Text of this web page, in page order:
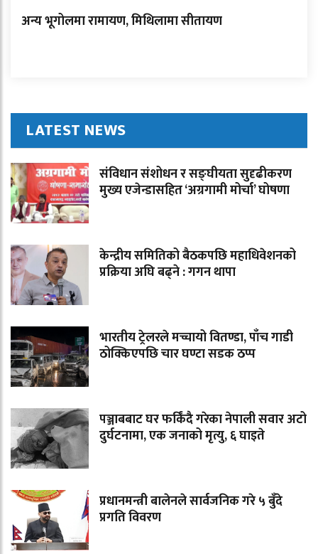
अन्य भूगोलमा रामायण, मिथिलामा सीतायण
LATEST NEWS
संविधान संशोधन र सङ्घीयता सुदृढीकरण
मुख्य एजेन्डासहित ‘अग्रगामी मोर्चा’ घोषणा
केन्द्रीय समितिको बैठकपछि महाधिवेशनको
प्रक्रिया अघि बढ्ने : गगन थापा
भारतीय ट्रेलरले मच्चायो वितण्डा, पाँच गाडी
ठोक्किएपछि चार घण्टा सडक ठप्प
पञ्जाबबाट घर फर्किंदै गरेका नेपाली सवार अटो
दुर्घटनामा, एक जनाको मृत्यु, ६ घाइते
प्रधानमन्त्री बालेनले सार्वजनिक गरे ५ बुँदे
प्रगति विवरण